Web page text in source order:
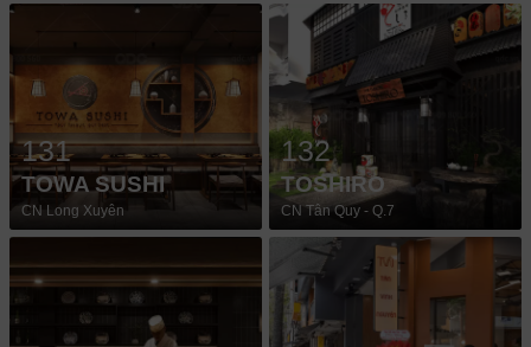
131
TOWA SUSHI
CN Long Xuyên
132
TOSHIRO
CN Tân Quy - Q.7